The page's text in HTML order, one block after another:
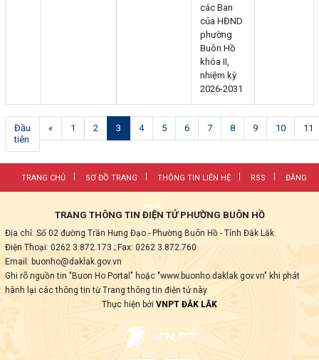
các Ban
của HĐND
phường
Buôn Hồ
khóa II,
nhiệm kỳ
2026-2031
Đầu
tiên
« 1 2 3 (current)
4 5 6 7 8 9 10 11
TRANG CHỦ SƠ ĐỒ TRANG THÔNG TIN LIÊN HỆ RSS ĐĂNG
NHẬP
TRANG THÔNG TIN ĐIỆN TỬ PHƯỜNG BUÔN HỒ
Địa chỉ: Số 02 đường Trần Hưng Đạo - Phường Buôn Hồ - Tỉnh Đắk Lắk.
Điện Thoại: 0262 3.872.173 ; Fax: 0262 3.872.760
Email: buonho@daklak.gov.vn
Ghi rõ nguồn tin "Buon Ho Portal" hoặc "www.buonho.daklak.gov.vn" khi phát
hành lại các thông tin từ Trang thông tin điện tử này
Thực hiện bởi VNPT ĐẮK LẮK